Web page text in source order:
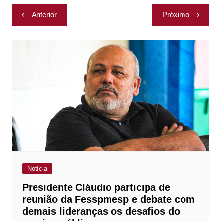
Navegação
de
Anterior Próximo
Notícia
Presidente Cláudio participa de
reunião da Fesspmesp e debate com
demais lideranças os desafios do